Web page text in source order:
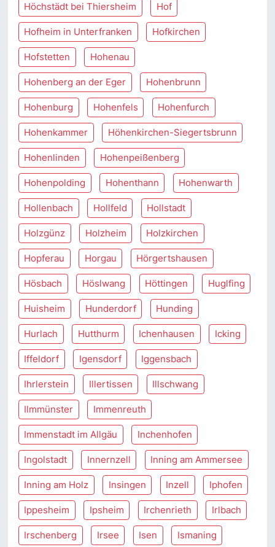
Höchstädt bei Thiersheim Hof
Hofheim in Unterfranken Hofkirchen
Hofstetten Hohenau
Hohenberg an der Eger Hohenbrunn
Hohenburg Hohenfels Hohenfurch
Hohenkammer Höhenkirchen-Siegertsbrunn
Hohenlinden Hohenpeißenberg
Hohenpolding Hohenthann Hohenwarth
Hollenbach Hollfeld Hollstadt
Holzgünz Holzheim Holzkirchen
Hopferau Horgau Hörgertshausen
Hösbach Höslwang Höttingen Huglfing
Huisheim Hunderdorf Hunding
Hurlach Hutthurm Ichenhausen Icking
Iffeldorf Igensdorf Iggensbach
Ihrlerstein Illertissen Illschwang
Ilmmünster Immenreuth
Immenstadt im Allgäu Inchenhofen
Ingolstadt Innernzell Inning am Ammersee
Inning am Holz Insingen Inzell Iphofen
Ippesheim Ipsheim Irchenrieth Irlbach
Irschenberg Irsee Isen Ismaning